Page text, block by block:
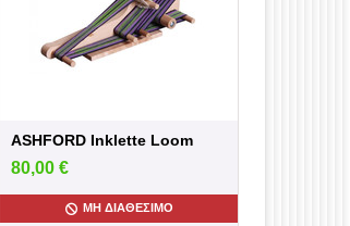
ASHFORD Inklette Loom
80,00 €
ΜΗ ΔΙΑΘΈΣΙΜΟ